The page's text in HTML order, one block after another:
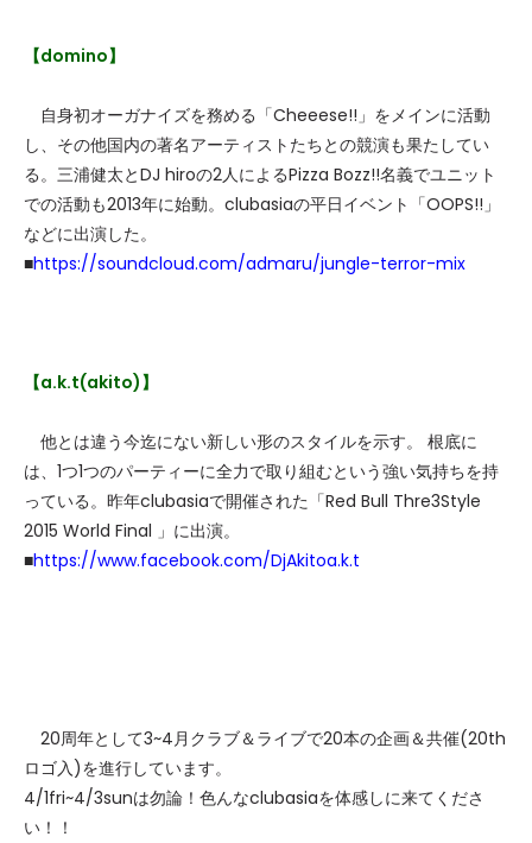
【domino】
自身初オーガナイズを務める「Cheeese!!」をメインに活動
し、その他国内の著名アーティストたちとの競演も果たしてい
る。三浦健太とDJ hiroの2人によるPizza Bozz!!名義でユニット
での活動も2013年に始動。clubasiaの平日イベント「OOPS!!」
などに出演した。
■https://soundcloud.com/admaru/jungle-terror-mix
【a.k.t(akito)】
他とは違う今迄にない新しい形のスタイルを示す。 根底に
は、1つ1つのパーティーに全力で取り組むという強い気持ちを持
っている。昨年clubasiaで開催された「Red Bull Thre3Style
2015 World Final 」に出演。
■https://www.facebook.com/DjAkitoa.k.t
20周年として3~4月クラブ＆ライブで20本の企画＆共催(20th
ロゴ入)を進行しています。
4/1fri~4/3sunは勿論！色んなclubasiaを体感しに来てくださ
い！！